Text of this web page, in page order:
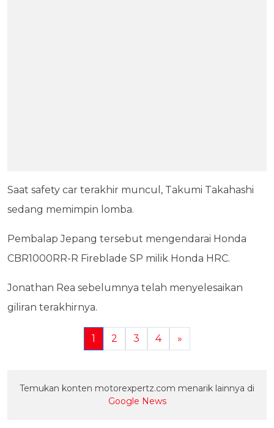
Saat safety car terakhir muncul, Takumi Takahashi
sedang memimpin lomba.
Pembalap Jepang tersebut mengendarai Honda
CBR1000RR-R Fireblade SP milik Honda HRC.
Jonathan Rea sebelumnya telah menyelesaikan
giliran terakhirnya.
1 2 3 4 »
Temukan konten motorexpertz.com menarik lainnya di
Google News